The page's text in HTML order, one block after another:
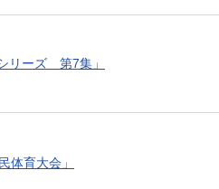
リーズ 第7集」
体育大会」